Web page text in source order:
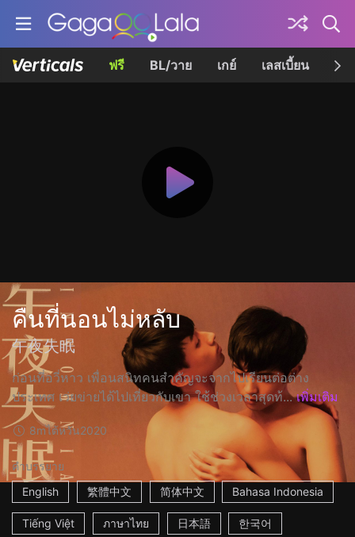
ฟรี BL/วาย เกย์ เลสเบี้ยน เค
คืนที่นอนไม่หลับ
午夜失眠
ก่อนที่อวี่หาว เพื่อนสนิทคนสำคัญจะจากไปเรียนต่อต่าง
ประเทศ เว่ยข่ายได้ไปเที่ยวกับเขา ใช้ช่วงเวลาสุดท้... เพิ่มเติม
8mไต้หวัน2020
คำบรรยาย
English
繁體中文 简体中文 Bahasa Indonesia
Tiếng Việt ภาษาไทย 日本語 한국어